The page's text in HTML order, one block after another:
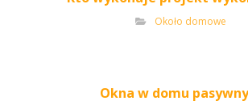
Około domowe
Okna w domu